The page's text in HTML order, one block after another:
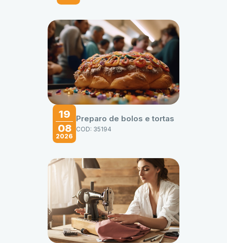
19
08
2026
Preparo de bolos e tortas
COD: 35194